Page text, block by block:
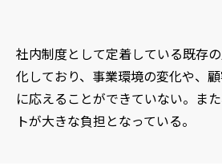
社内制度として定着している既存
化しており、事業環境の変化や、
に応えることができていない。ま
トが大きな負担となっている。